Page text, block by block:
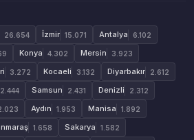
26.654 İzmir 15.071 Antalya 6.102
Konya 4.302 Mersin 3.923
3.272 Kocaeli 3.132 Diyarbakır 2.612
2.444 Samsun 2.431 Denizli 2.312
Aydın 1.953 Manisa 1.892
1.658 Sakarya 1.582